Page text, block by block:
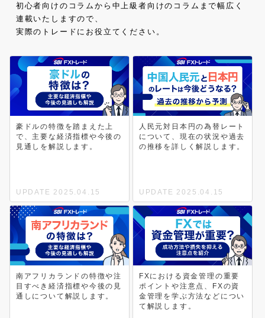
初心者向けのコラムから中上級者向けのコラムまで幅広く
連載いたしますので、
実際のトレードにお役立てください。
豪ドルの特徴を踏まえた上
で、主要な経済指標や今後の
見通しを解説します。
UPDATE 2025.04.15
人民元対日本円の為替レート
について、現在の状況や過去
の推移を詳しく解説します。
UPDATE 2025.04.15
南アフリカランドの特徴や注
目すべき経済指標や今後の見
通しについて解説します。
FXにおける資金管理の重要
ポイントや注意点、FXの資
金管理を学ぶ方法などについ
て解説します。